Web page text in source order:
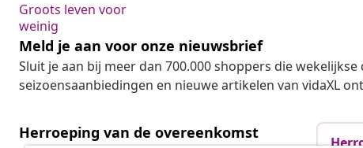
Groots leven voor
weinig
Meld je aan voor onze nieuwsbrief
Sluit je aan bij meer dan 700.000 shoppers die wekelijkse
seizoensaanbiedingen en nieuwe artikelen van vidaXL
Herroeping van de overeenkomst